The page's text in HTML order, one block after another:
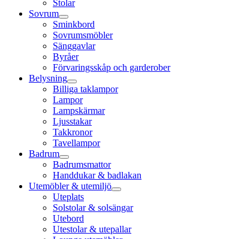
Stolar
Sovrum
Sminkbord
Sovrumsmöbler
Sänggavlar
Byråer
Förvaringsskåp och garderober
Belysning
Billiga taklampor
Lampor
Lampskärmar
Ljusstakar
Takkronor
Tavellampor
Badrum
Badrumsmattor
Handdukar & badlakan
Utemöbler & utemiljö
Uteplats
Solstolar & solsängar
Utebord
Utestolar & utepallar